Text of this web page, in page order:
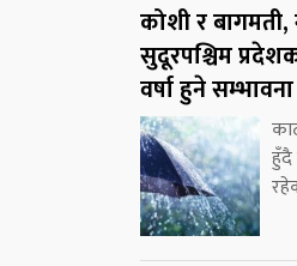
कोशी र बागमती,
सुदूरपश्चिम
वर्षा हुने सम्भावना
हुँदै